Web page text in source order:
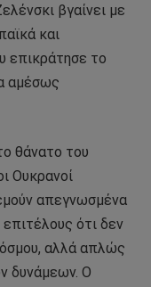
βγαίνει με
και
επικράτησε το
αμέσως
θάνατο του
Ουκρανοί
απεγνωσμένα
ότι δεν
αλλά απλώς
δυνάμεων. Ο